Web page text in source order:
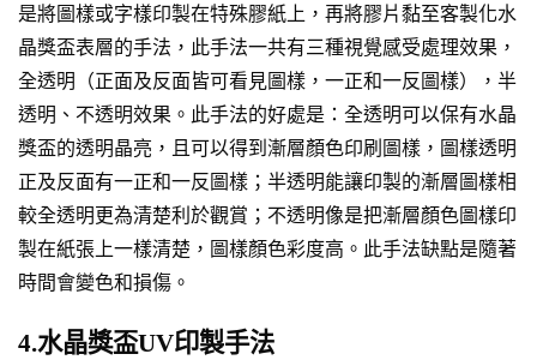
是將圖樣或字樣印製在特殊膠紙上，再將膠片黏至客製化水
晶獎盃表層的手法，此手法一共有三種視覺感受處理效果，
全透明（正面及反面皆可看見圖樣，一正和一反圖樣），半
透明、不透明效果。此手法的好處是：全透明可以保有水晶
獎盃的透明晶亮，且可以得到漸層顏色印刷圖樣，圖樣透明
正及反面有一正和一反圖樣；半透明能讓印製的漸層圖樣相
較全透明更為清楚利於觀賞；不透明像是把漸層顏色圖樣印
製在紙張上一樣清楚，圖樣顏色彩度高。此手法缺點是隨著
時間會變色和損傷。
4.水晶獎盃UV印製手法